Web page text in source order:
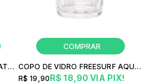
BONÉ FIVE PANEL FREESURF ATTITUDE SINCE 1990 COPO DE VIDRO FREESURF AQUI A VIBE É LÍQUIDA
R$ 18,90 VIA PIX!
R$ 19,90